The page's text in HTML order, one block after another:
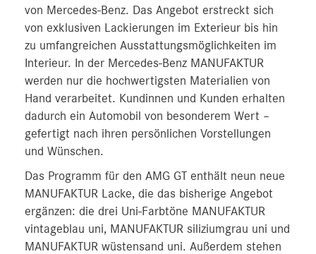
von Mercedes-Benz. Das Angebot erstreckt sich
von exklusiven Lackierungen im Exterieur bis hin
zu umfangreichen Ausstattungsmöglichkeiten im
Interieur. In der Mercedes-Benz MANUFAKTUR
werden nur die hochwertigsten Materialien von
Hand verarbeitet. Kundinnen und Kunden erhalten
dadurch ein Automobil von besonderem Wert –
gefertigt nach ihren persönlichen Vorstellungen
und Wünschen.
Das Programm für den AMG GT enthält neun neue
MANUFAKTUR Lacke, die das bisherige Angebot
ergänzen: die drei Uni-Farbtöne MANUFAKTUR
vintageblau uni, MANUFAKTUR siliziumgrau uni und
MANUFAKTUR wüstensand uni. Außerdem stehen